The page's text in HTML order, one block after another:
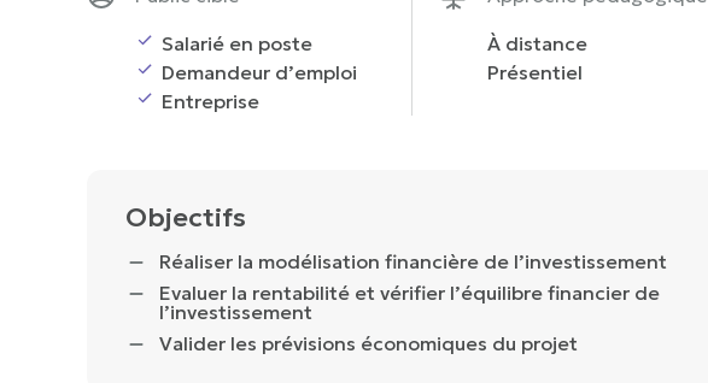
Salarié en poste
Demandeur d’emploi
Entreprise
À distance
Présentiel
Objectifs
Réaliser la modélisation financière de l’investissement
Evaluer la rentabilité et vérifier l’équilibre financier de
l’investissement
Valider les prévisions économiques du projet